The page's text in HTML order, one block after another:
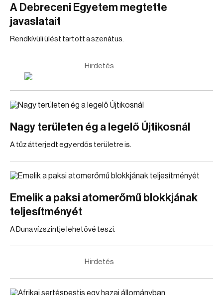
A Debreceni Egyetem megtette
javaslatait
Rendkívüli ülést tartott a szenátus.
Hirdetés
Nagy területen ég a legelő Újtikosnál
A tűz átterjedt egy erdős területre is.
Emelik a paksi atomerőmű blokkjának
teljesítményét
A Duna vízszintje lehetővé teszi.
Hirdetés